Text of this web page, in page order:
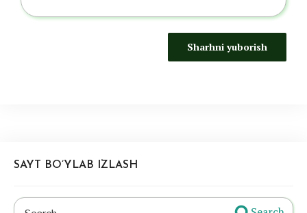
SAYT BO’YLAB IZLASH
Search